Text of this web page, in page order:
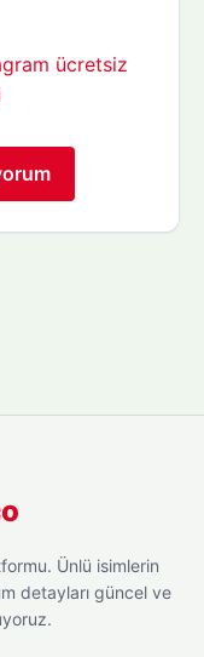
Ünlü isimlerin
detayları güncel ve